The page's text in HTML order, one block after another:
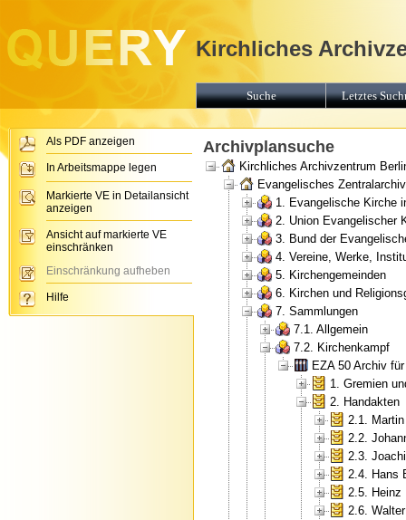
Archivplansuche
Kirchliches Archivzentrum
Evangelisches
1. Evangelische Kirche
2. Union Evangelischer
3. Bund der
4. Vereine, Werke,
5. Kirchengemeinden
6. Kirchen und
7. Sammlungen
7.1. Allgemein
7.2. Kirchenkampf
EZA 50 Archiv
1. Gremien
2. Handakten
2.1.
2.2.
2.3.
2.4. Hans
2.5. Heinz
2.6.
Kirchliches
Suche Letztes
Als PDF anzeigen
In Arbeitsmappe legen
Markierte VE in Detailansicht
anzeigen
Ansicht auf markierte VE
einschränken
Einschränkung aufheben
Hilfe